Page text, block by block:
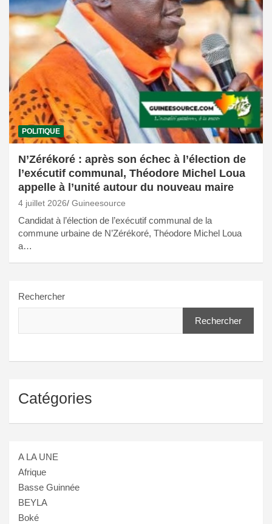
POLITIQUE
N’Zérékoré : après son échec à l’élection de
l’exécutif communal, Théodore Michel Loua
appelle à l’unité autour du nouveau maire
4 juillet 2026 Guineesource
Candidat à l’élection de l’exécutif communal de la
commune urbaine de N’Zérékoré, Théodore Michel Loua
a…
Rechercher
Rechercher
Catégories
A LA UNE
Afrique
Basse Guinnée
BEYLA
Boké